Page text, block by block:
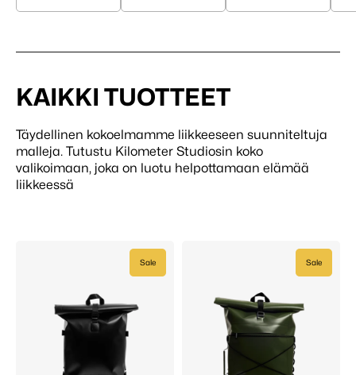
KAIKKI TUOTTEET
Täydellinen kokoelmamme liikkeeseen suunniteltuja
malleja. Tutustu Kilometer Studiosin koko
valikoimaan, joka on luotu helpottamaan elämää
liikkeessä
Sale Sale